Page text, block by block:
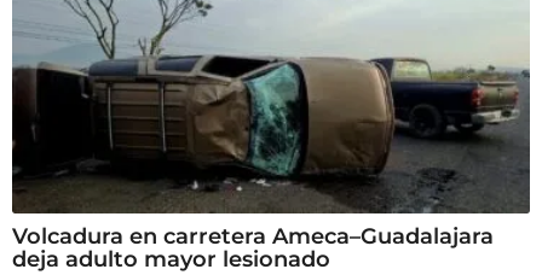
Volcadura en carretera Ameca–Guadalajara
deja adulto mayor lesionado